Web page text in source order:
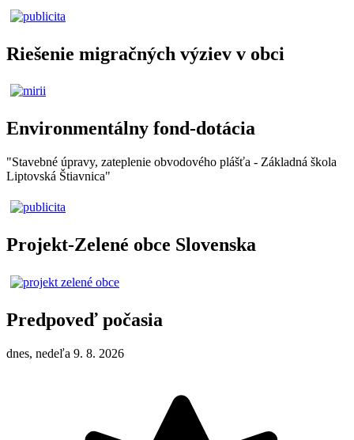
Riešenie migračných výziev v obci
Environmentálny fond-dotácia
"Stavebné úpravy, zateplenie obvodového plášťa - Základná škola
Liptovská Štiavnica"
Projekt-Zelené obce Slovenska
Predpoveď počasia
dnes, nedeľa 9. 8. 2026